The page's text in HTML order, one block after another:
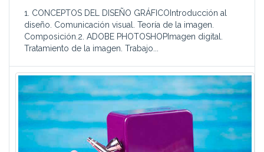
1. CONCEPTOS DEL DISEÑO GRÁFICOIntroducción al
diseño. Comunicación visual. Teoría de la imagen.
Composición.2. ADOBE PHOTOSHOPImagen digital.
Tratamiento de la imagen. Trabajo...